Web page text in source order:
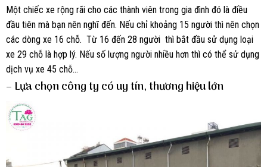
Một chiếc xe rộng rãi cho các thành viên trong gia đình đó là điều
đầu tiên mà bạn nên nghĩ đến. Nếu chỉ khoảng 15 người thì nên chọn
các dòng xe 16 chỗ. Từ 16 đến 28 người thì bắt đầu sử dụng loại
xe 29 chỗ là hợp lý. Nếu số lượng người nhiều hơn thì có thể sử dụng
dịch vụ xe 45 chỗ…
– Lựa chọn công ty có uy tín, thương hiệu lớn